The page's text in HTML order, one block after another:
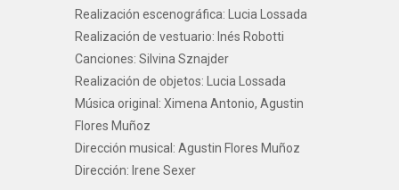
Realización escenográfica: Lucia Lossada
Realización de vestuario: Inés Robotti
Canciones: Silvina Sznajder
Realización de objetos: Lucia Lossada
Música original: Ximena Antonio, Agustin
Flores Muñoz
Dirección musical: Agustin Flores Muñoz
Dirección: Irene Sexer